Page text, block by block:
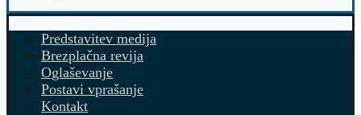
Predstavitev medija
Brezplačna revija
Oglaševanje
Postavi vprašanje
Kontakt